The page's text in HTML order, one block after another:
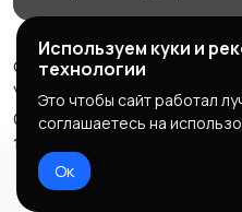
© 2026 Орен-АЙ - Авто |
Услуги
Создал Карусов Е.С ООО
1235600008841
Правила сервиса
Используем куки и
технологии
Это чтобы сайт работал
соглашаетесь на
Ок